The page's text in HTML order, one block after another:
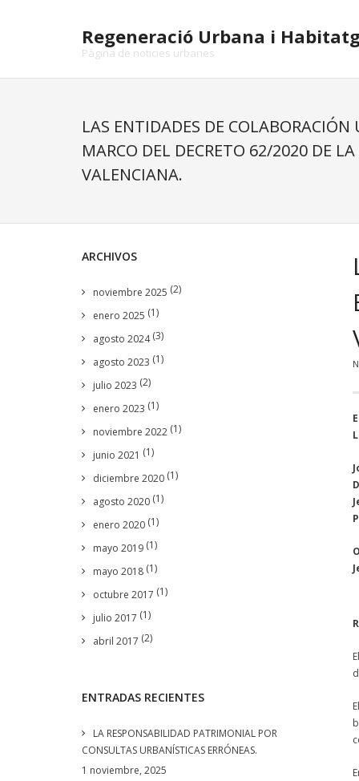
Regeneració Urbana i
Pàgina de noticies urbanes
LAS ENTIDADES DE COLABORACIÓN
MARCO DEL DECRETO 62/2020 DE
VALENCIANA.
ARCHIVOS
noviembre 2025 (2)
enero 2025 (1)
agosto 2024 (3)
agosto 2023 (1)
julio 2023 (2)
enero 2023 (1)
noviembre 2022 (1)
junio 2021 (1)
diciembre 2020 (1)
agosto 2020 (1)
enero 2020 (1)
mayo 2019 (1)
mayo 2018 (1)
octubre 2017 (1)
julio 2017 (1)
abril 2017 (2)
ENTRADAS RECIENTES
LA RESPONSABILIDAD PATRIMONIAL POR
CONSULTAS URBANÍSTICAS ERRÓNEAS.
1 noviembre, 2025